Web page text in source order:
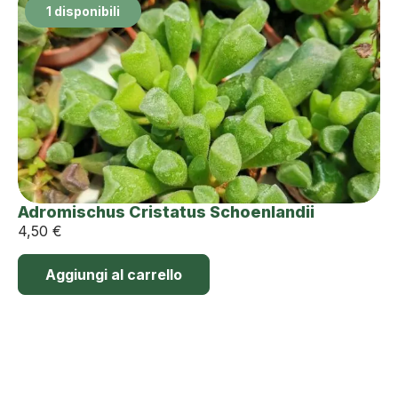
1 disponibili
Adromischus Cristatus Schoenlandii
4,50 €
Aggiungi al carrello